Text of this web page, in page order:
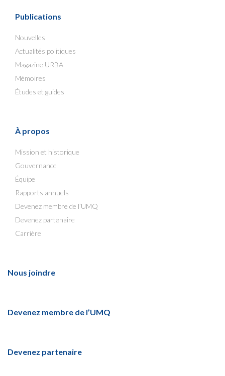
Publications
Nouvelles
Actualités politiques
Magazine URBA
Mémoires
Études et guides
À propos
Mission et historique
Gouvernance
Équipe
Rapports annuels
Devenez membre de l’UMQ
Devenez partenaire
Carrière
Nous joindre
Devenez membre de l’UMQ
Devenez partenaire